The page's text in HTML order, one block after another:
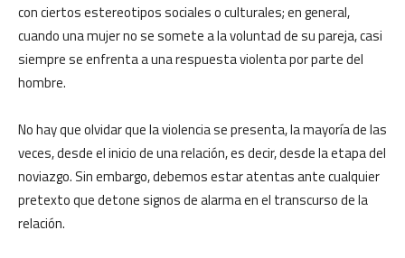
con ciertos estereotipos sociales o culturales; en general,
cuando una mujer no se somete a la voluntad de su pareja, casi
siempre se enfrenta a una respuesta violenta por parte del
hombre.
No hay que olvidar que la violencia se presenta, la mayoría de las
veces, desde el inicio de una relación, es decir, desde la etapa del
noviazgo. Sin embargo, debemos estar atentas ante cualquier
pretexto que detone signos de alarma en el transcurso de la
relación.